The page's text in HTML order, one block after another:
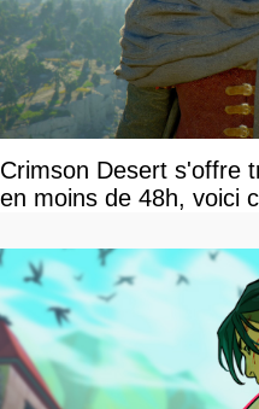
Crimson Desert s'offre
en moins de 48h, voici